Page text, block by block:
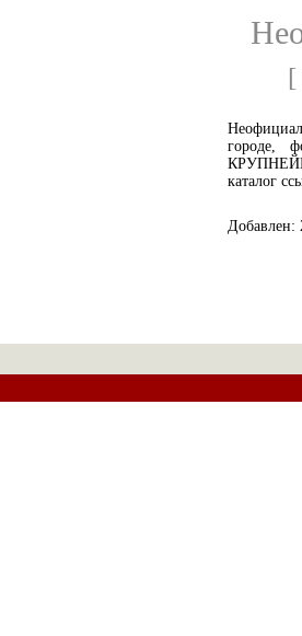
[
городе,
каталог
Добавлен: